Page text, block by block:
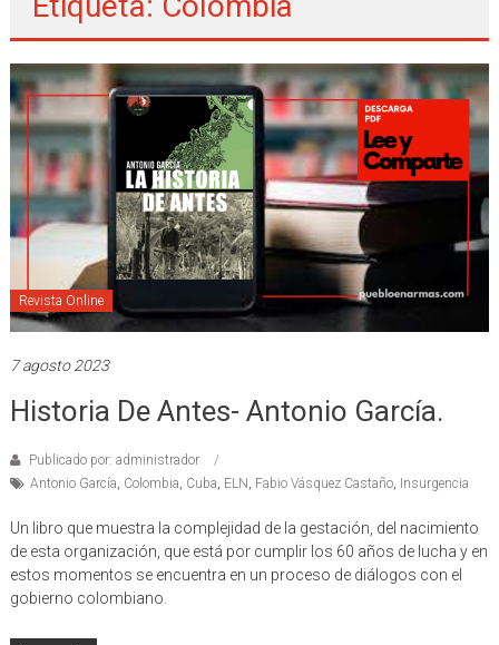
Revista Online
7 agosto 2023
Historia De Antes- Antonio García.
Publicado por: administrador
Antonio García Colombia Cuba ELN Fabio Vásquez Castaño, Insurgencia
Un libro que muestra la complejidad de la gestación, del nacimiento
de esta organización, que está por cumplir los 60 años de lucha y en
estos momentos se encuentra en un proceso de diálogos con el
gobierno colombiano.